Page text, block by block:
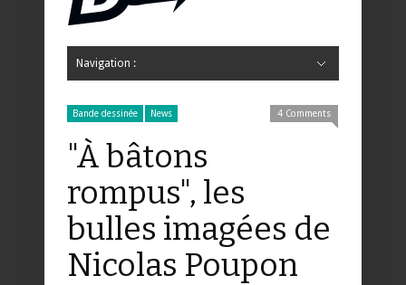
Navigation :
Bande dessinée News 4 Comments
"À bâtons
rompus", les
bulles imagées de
Nicolas Poupon